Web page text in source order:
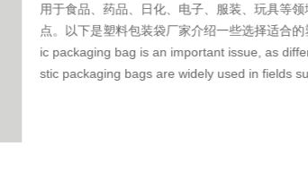
服一旦被污渍污染，就很难清洗，所以年轻人
小技巧。也就是说，在白色衣服上湿一层水，
should be cleaning white clothes Because
minated with stains, young people are unwi